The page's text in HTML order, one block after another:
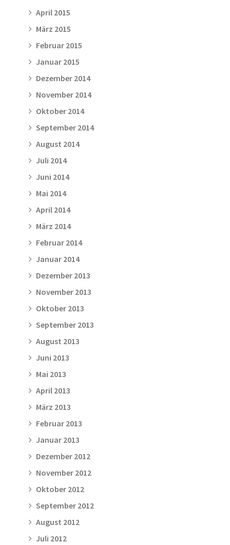
April 2015
März 2015
Februar 2015
Januar 2015
Dezember 2014
November 2014
Oktober 2014
September 2014
August 2014
Juli 2014
Juni 2014
Mai 2014
April 2014
März 2014
Februar 2014
Januar 2014
Dezember 2013
November 2013
Oktober 2013
September 2013
August 2013
Juni 2013
Mai 2013
April 2013
März 2013
Februar 2013
Januar 2013
Dezember 2012
November 2012
Oktober 2012
September 2012
August 2012
Juli 2012